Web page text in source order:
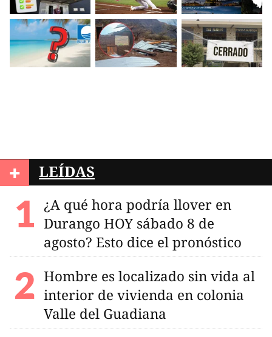
+ LEÍDAS
¿A qué hora podría llover en
Durango HOY sábado 8 de
agosto? Esto dice el pronóstico
Hombre es localizado sin vida al
interior de vivienda en colonia
Valle del Guadiana